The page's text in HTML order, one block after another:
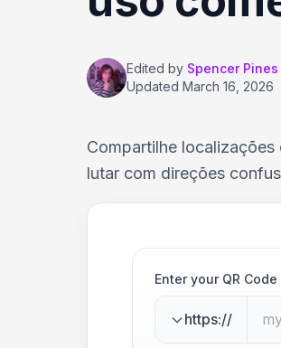
Edited by Spencer Pines
Updated March 16, 2026
Compartilhe
lutar com direções
Enter your QR
https://